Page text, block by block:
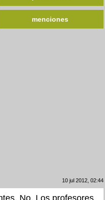
menciones
10 jul 2012, 02:44
No. Los profesores